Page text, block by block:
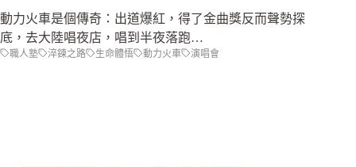
動力火車是個傳奇：出道爆紅，得了金曲獎反而聲勢探
底，去大陸唱夜店，唱到半夜落跑…
職人塾 淬鍊之路 生命體悟 動力火車 演唱會